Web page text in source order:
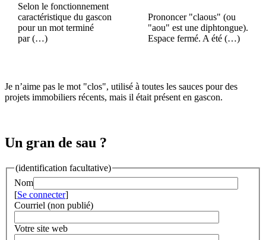
Selon le fonctionnement
caractéristique du gascon
pour un mot terminé
par (…)
Prononcer "claous" (ou
"aou" est une diphtongue).
Espace fermé. A été (…)
Je n’aime pas le mot "clos", utilisé à toutes les sauces pour des
projets immobiliers récents, mais il était présent en gascon.
Un gran de sau ?
(identification facultative)
Nom
[Se connecter]
Courriel (non publié)
Votre site web